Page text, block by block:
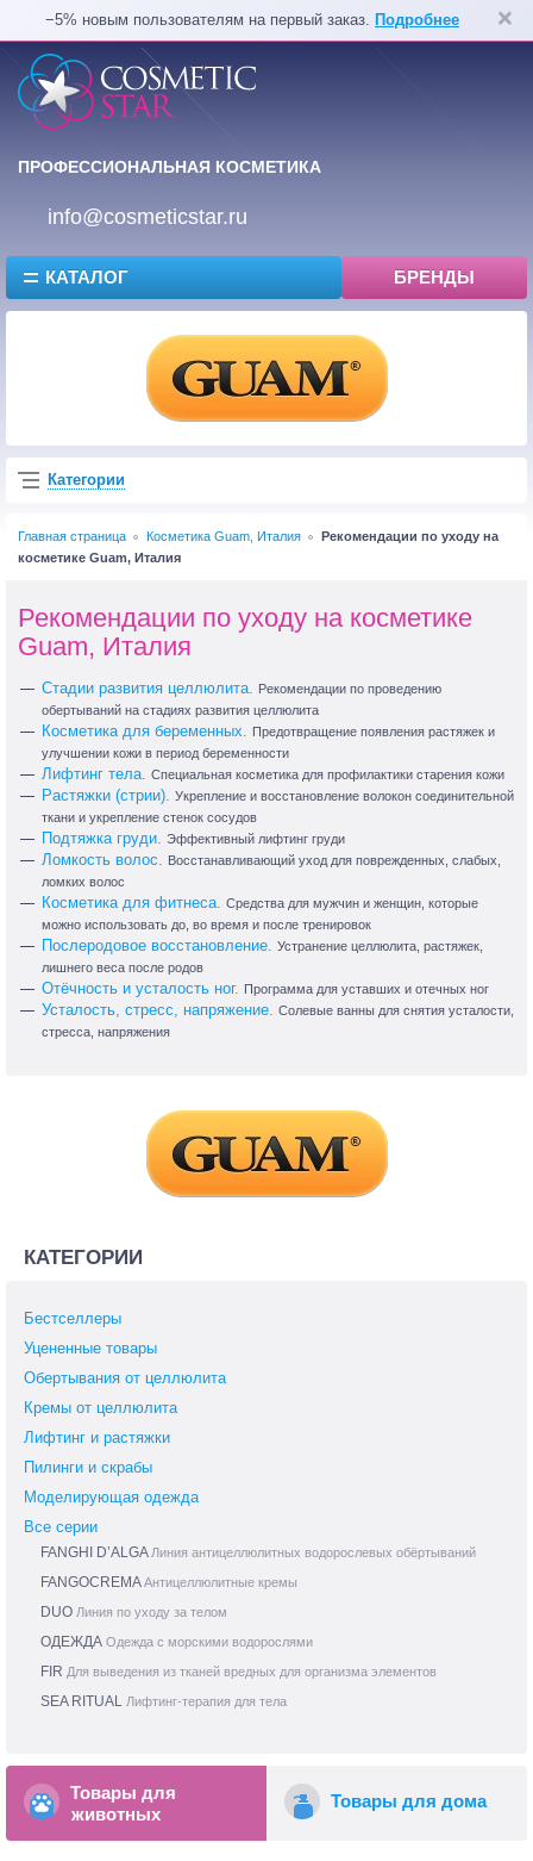
−5% новым пользователям на первый заказ. Подробнее
ПРОФЕССИОНАЛЬНАЯ КОСМЕТИКА
info@cosmeticstar.ru
КАТАЛОГ БРЕНДЫ
Категории
Главная страница Косметика Guam, Италия
Рекомендации по уходу на
косметике Guam, Италия
Рекомендации по уходу на косметике
Guam, Италия
Стадии развития целлюлита. Рекомендации по проведению
обертываний на стадиях развития целлюлита
Косметика для беременных. Предотвращение появления растяжек и
улучшении кожи в период беременности
Лифтинг тела. Специальная косметика для профилактики старения кожи
Растяжки (стрии). Укрепление и восстановление волокон соединительной
ткани и укрепление стенок сосудов
Подтяжка груди. Эффективный лифтинг груди
Ломкость волос. Восстанавливающий уход для поврежденных, слабых,
ломких волос
Косметика для фитнеса. Средства для мужчин и женщин, которые
можно использовать до, во время и после тренировок
Послеродовое восстановление. Устранение целлюлита, растяжек,
лишнего веса после родов
Отёчность и усталость ног. Программа для уставших и отечных ног
Усталость, стресс, напряжение. Солевые ванны для снятия усталости,
стресса, напряжения
КАТЕГОРИИ
Бестселлеры
Уцененные товары
Обертывания от целлюлита
Кремы от целлюлита
Лифтинг и растяжки
Пилинги и скрабы
Моделирующая одежда
Все серии
FANGHI D’ALGA Линия антицеллюлитных водорослевых обёртываний
FANGOCREMAАнтицеллюлитные кремы
DUO Линия по уходу за телом
ОДЕЖДА Одежда c морскими водорослями
FIR Для выведения из тканей вредных для организма элементов
SEA RITUAL Лифтинг-терапия для тела
Товары для
животных
Товары для дома